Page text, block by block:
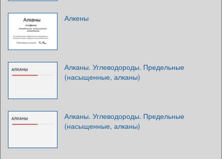
Алкены
Алканы. Углеводороды. Предельные
(насыщенные, алканы)
Алканы. Углеводороды. Предельные
(насыщенные, алканы)